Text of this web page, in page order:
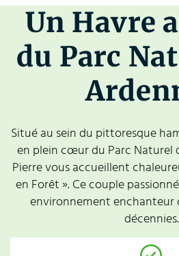
Un Havre
du Parc
Situé au sein du pittoresque
en plein cœur du Parc Naturel
Pierre vous accueillent
en Forêt ». Ce couple
environnement enchanteur
décennies.